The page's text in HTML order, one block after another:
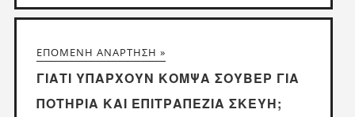
ΕΠΌΜΕΝΗ ΑΝΆΡΤΗΣΗ »
ΓΙΑΤΊ ΥΠΆΡΧΟΥΝ ΚΟΜΨΆ ΣΟΥΒΈΡ ΓΙΑ
ΠΟΤΉΡΙΑ ΚΑΙ ΕΠΙΤΡΑΠΈΖΙΑ ΣΚΕΎΗ;